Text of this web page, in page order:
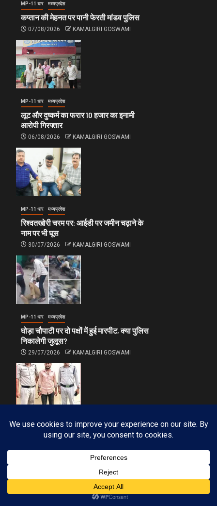
MP-11 धार मध्यप्रदेश
कप्तान की मेहनत पर पानी फेरती मांडव पुलिस
07/08/2026 KAMALGIRI GOSWAMI
MP-11 धार मध्यप्रदेश
लूट और दुष्कर्म का फरार 10 हजार का इनामी
आरोपी गिरफ्तार
06/08/2026 KAMALGIRI GOSWAMI
MP-11 धार मध्यप्रदेश
रिश्वतखोरी चरम पर: आईडी पर जमीन चढ़ाने के
नाम पर भी घूस
30/07/2026 KAMALGIRI GOSWAMI
MP-11 धार मध्यप्रदेश
घोड़ा चौपाटी पर दो पक्षों में हुई मारपीट, क्या पुलिस
निकालेगी जुलूस?
29/07/2026 KAMALGIRI GOSWAMI
MP-11 धार मध्यप्रदेश
पुलिस एक्शन मोड: दुष्कर्म एवं फोटो वायरल करने
वाला आरोपी 12 घन्टे में गिरफ्तार
KAMALGIRI GOSWAMI
FOLLOW OUR INSTAGRAM ACCOUNT